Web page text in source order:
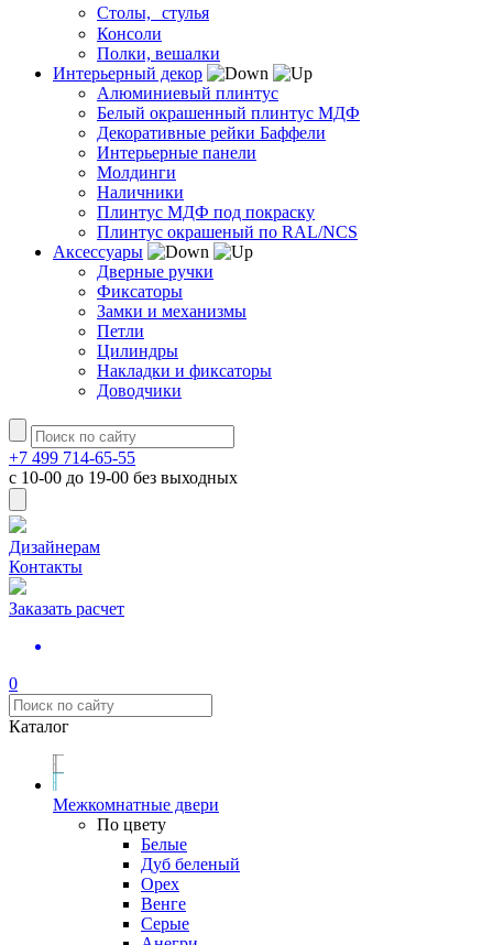
Столы, стулья
Консоли
Полки, вешалки
Интерьерный декор
Алюминиевый плинтус
Белый окрашенный плинтус МДФ
Декоративные рейки Баффели
Интерьерные панели
Молдинги
Наличники
Плинтус МДФ под покраску
Плинтус окрашеный по RAL/NCS
Аксессуары
Дверные ручки
Фиксаторы
Замки и механизмы
Петли
Цилиндры
Накладки и фиксаторы
Доводчики
+7 499 714-65-55
с 10-00 до 19-00 без выходных
Дизайнерам
Контакты
Заказать расчет
0
Каталог
Межкомнатные двери
По цвету
Белые
Дуб беленый
Орех
Венге
Серые